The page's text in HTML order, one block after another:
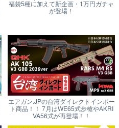
福袋5種に加えて新企画・1万円ガチャ
が登場！
エアガン.JPの台湾ダイレクトインポー
ト商品！！ 7月はWE65式歩槍やAKRI
VA56式が再登場！！